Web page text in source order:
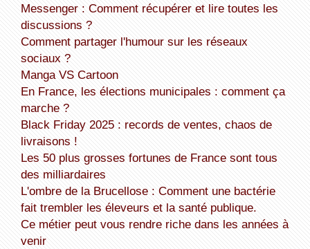
Messenger : Comment récupérer et lire toutes les
discussions ?
Comment partager l'humour sur les réseaux
sociaux ?
Manga VS Cartoon
En France, les élections municipales : comment ça
marche ?
Black Friday 2025 : records de ventes, chaos de
livraisons !
Les 50 plus grosses fortunes de France sont tous
des milliardaires
L'ombre de la Brucellose : Comment une bactérie
fait trembler les éleveurs et la santé publique.
Ce métier peut vous rendre riche dans les années à
venir